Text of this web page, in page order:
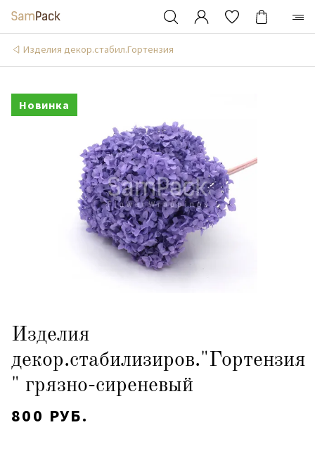
Изделия декор.стабил.Гортензия
Новинка
Изделия
декор.стабилизиров."Гортензия
" грязно-сиреневый
800 РУБ.